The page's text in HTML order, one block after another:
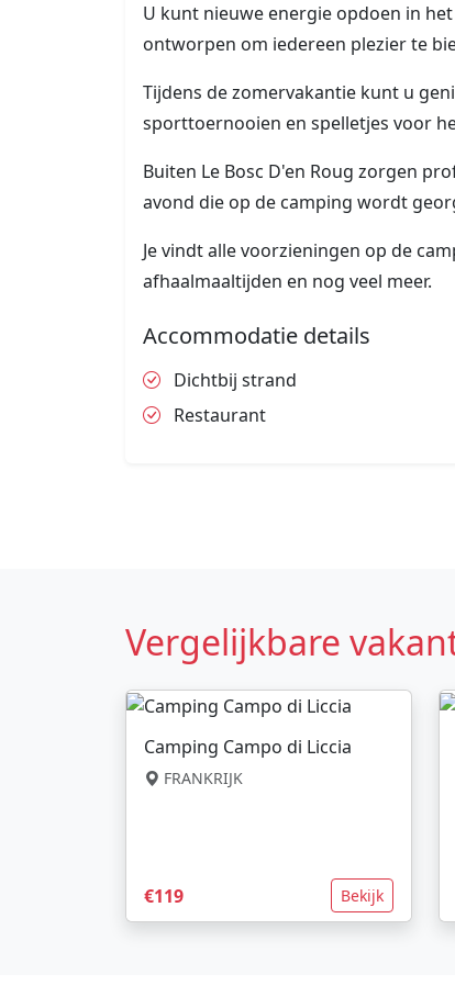
U kunt nieuwe energie opdoen in
ontworpen om iedereen plezier te
Tijdens de zomervakantie kunt u
sporttoernooien en spelletjes voor
Buiten Le Bosc D'en Roug zorgen
avond die op de camping wordt
Je vindt alle voorzieningen op de
afhaalmaaltijden en nog veel meer.
Accommodatie details
Dichtbij strand
Restaurant
Vergelijkbare
Camping Campo di Liccia
FRANKRIJK
€119 Bekijk